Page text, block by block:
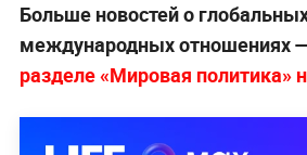
Больше новостей о
международных отношениях
разделе «Мировая политика»